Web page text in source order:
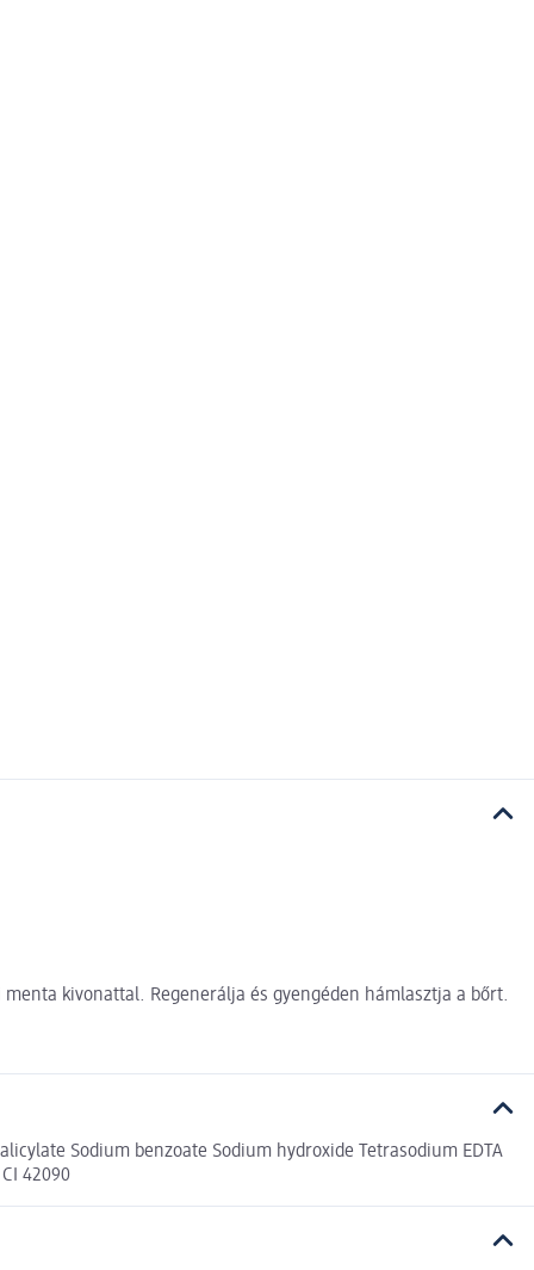
kivonattal. Regenerálja és gyengéden hámlasztja a bőrt.
Sodium benzoate Sodium hydroxide Tetrasodium EDTA
42090